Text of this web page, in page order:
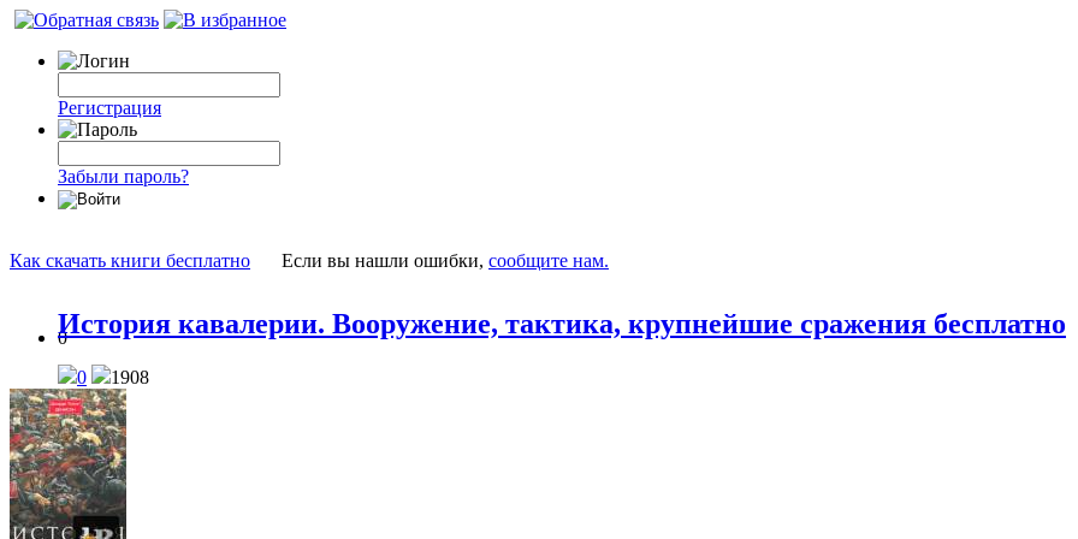
Регистрация
Забыли пароль?
Как скачать книги бесплатно Если вы нашли ошибки, сообщите нам.
0
История кавалерии. Вооружение, тактика, крупнейшие сражения бесплатно
0 1908